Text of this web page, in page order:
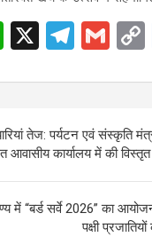
W
at
s
A
p
p
X
T
e
gr
a
m
G
ail
तेज: पर्यटन एवं संस्कृति
आवासीय कार्यालय में की
में “बर्ड सर्वे 2026” का
पक्षी